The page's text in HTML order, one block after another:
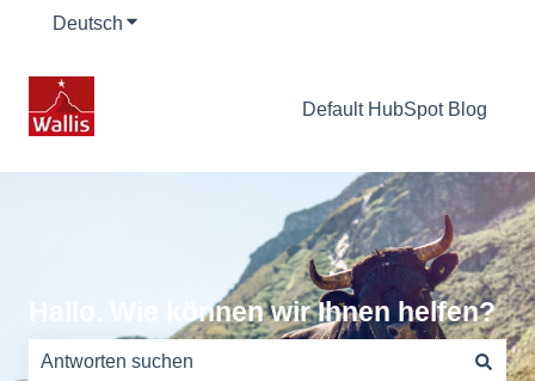
Deutsch Untermenü für Übersetzungen anzeigen
Default HubSpot Blog
Hallo. Wie können wir Ihnen helfen?